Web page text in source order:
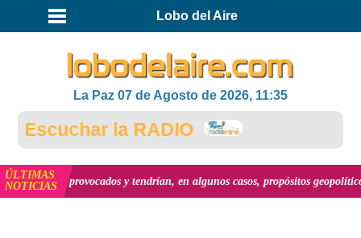
Lobo del Aire
La Paz 07 de Agosto de 2026, 11:35
la RADIO
ÚLTIMAS
NOTICIAS
provocados y tendrían, en algunos casos, propósitos geopolíticos.." ver